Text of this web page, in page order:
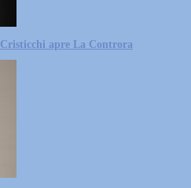
apre La Controra